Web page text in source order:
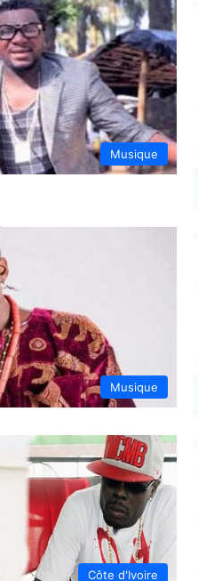
Musique
Musique
Côte d'Ivoire